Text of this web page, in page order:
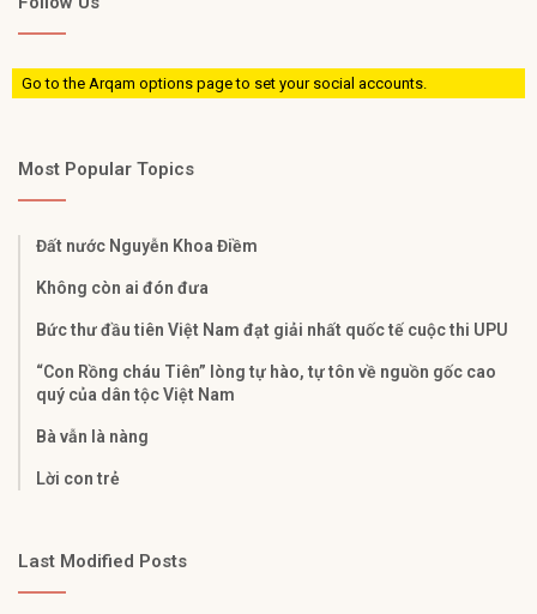
Go to the Arqam options page to set your social accounts.
Most Popular Topics
Đất nước Nguyễn Khoa Điềm
Không còn ai đón đưa
Bức thư đầu tiên Việt Nam đạt giải nhất quốc tế cuộc thi UPU
“Con Rồng cháu Tiên” lòng tự hào, tự tôn về nguồn gốc cao
quý của dân tộc Việt Nam
Bà vẫn là nàng
Lời con trẻ
Last Modified Posts